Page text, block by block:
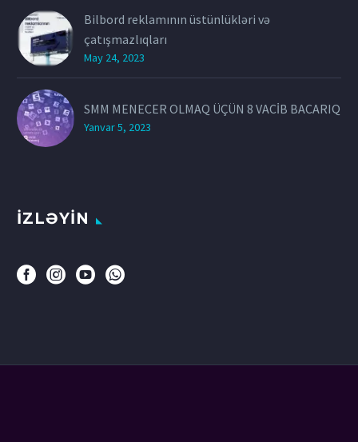
Bilbord reklamının üstünlükləri və
çatışmazlıqları
May 24, 2023
SMM MENECER OLMAQ ÜÇÜN 8 VACİB BACARIQ
Yanvar 5, 2023
İZLƏYİN